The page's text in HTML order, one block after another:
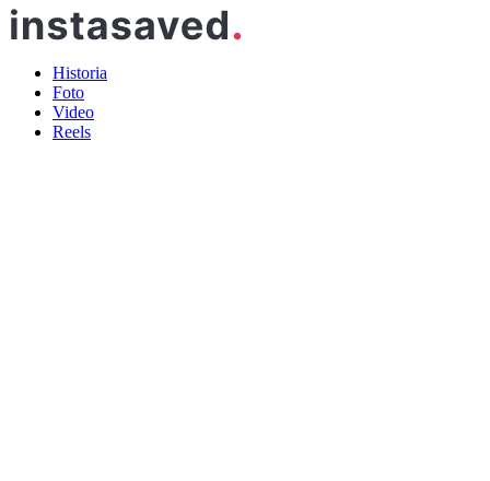
Historia
Foto
Video
Reels